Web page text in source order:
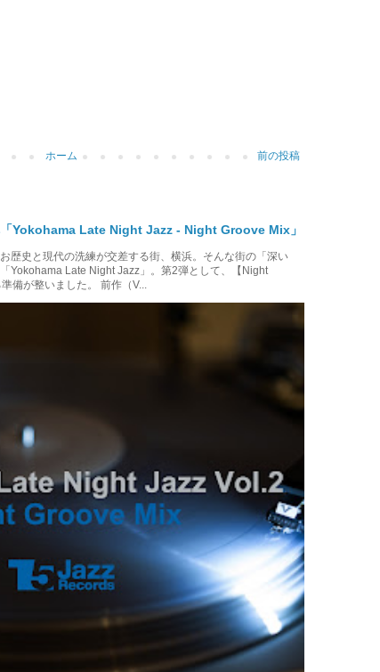
前の投稿
ホーム
Yokohama Late Night Jazz - Night Groove Mix」
歴史と現代の洗練が交差する街、横浜。そんな街の「深い
Yokohama Late Night Jazz」。第2弾として、【Night
備が整いました。 前作（V...